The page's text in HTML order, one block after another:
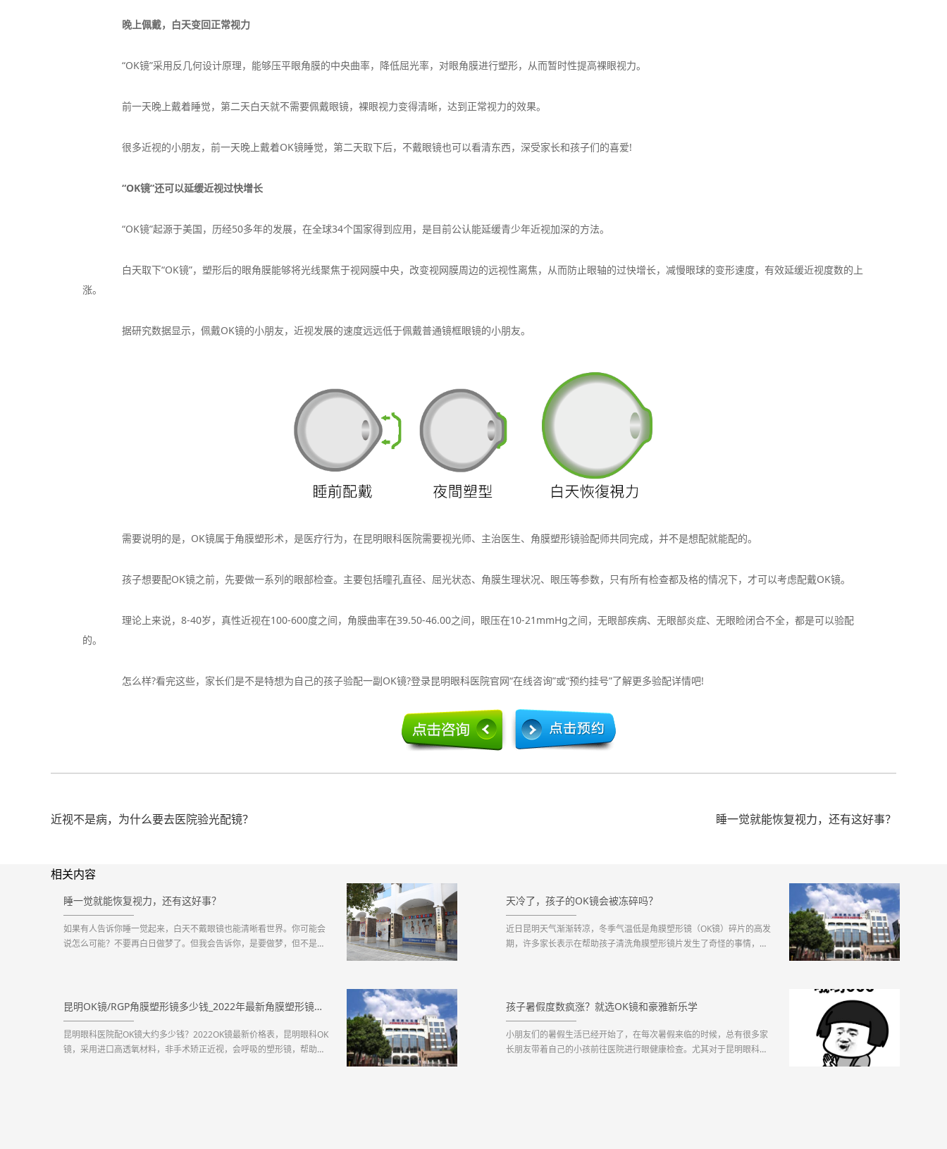
晚上佩戴，白天变回正常视力
“OK镜”采用反几何设计原理，能够压平眼角膜的中央曲率，降低屈光率，对眼角膜进行塑形，从而暂时性提高裸眼视力。
前一天晚上戴着睡觉，第二天白天就不需要佩戴眼镜，裸眼视力变得清晰，达到正常视力的效果。
很多近视的小朋友，前一天晚上戴着OK镜睡觉，第二天取下后，不戴眼镜也可以看清东西，深受家长和孩子们的喜爱!
“OK镜”还可以延缓近视过快增长
“OK镜”起源于美国，历经50多年的发展，在全球34个国家得到应用，是目前公认能延缓青少年近视加深的方法。
白天取下“OK镜”，塑形后的眼角膜能够将光线聚焦于视网膜中央，改变视网膜周边的远视性离焦，从而防止眼轴的过快增长，减慢眼球的变形速度，有效延缓近视度数的上
涨。
据研究数据显示，佩戴OK镜的小朋友，近视发展的速度远远低于佩戴普通镜框眼镜的小朋友。
需要说明的是，OK镜属于角膜塑形术，是医疗行为，在昆明眼科医院需要视光师、主治医生、角膜塑形镜验配师共同完成，并不是想配就能配的。
孩子想要配OK镜之前，先要做一系列的眼部检查。主要包括瞳孔直径、屈光状态、角膜生理状况、眼压等参数，只有所有检查都及格的情况下，才可以考虑配戴OK镜。
理论上来说，8-40岁，真性近视在100-600度之间，角膜曲率在39.50-46.00之间，眼压在10-21mmHg之间，无眼部疾病、无眼部炎症、无眼睑闭合不全，都是可以验配
的。
怎么样?看完这些，家长们是不是特想为自己的孩子验配一副OK镜?登录昆明眼科医院官网“在线咨询”或“预约挂号”了解更多验配详情吧!
近视不是病，为什么要去医院验光配镜？ 睡一觉就能恢复视力，还有这好事？
相关内容
睡一觉就能恢复视力，还有这好事？
如果有人告诉你睡一觉起来，白天不戴眼镜也能清晰看世界。你可能会
说怎么可能？不要再白日做梦了。但我会告诉你，是要做梦，但不是做
天冷了，孩子的OK镜会被冻碎吗？
近日昆明天气渐渐转凉，冬季气温低是角膜塑形镜（OK镜）碎片的高发
期，许多家长表示在帮助孩子清洗角膜塑形镜片发生了奇怪的事情，镜
昆明OK镜/RGP角膜塑形镜多少钱_2022年最新角膜塑形镜价格预览表
昆明眼科医院配OK镜大约多少钱？2022OK镜最新价格表，昆明眼科OK
镜，采用进口高透氧材料，非手术矫正近视，会呼吸的塑形镜，帮助孩
孩子暑假度数疯涨？就选OK镜和豪雅新乐学
小朋友们的暑假生活已经开始了，在每次暑假来临的时候，总有很多家
长朋友带着自己的小孩前往医院进行眼健康检查。尤其对于昆明眼科医